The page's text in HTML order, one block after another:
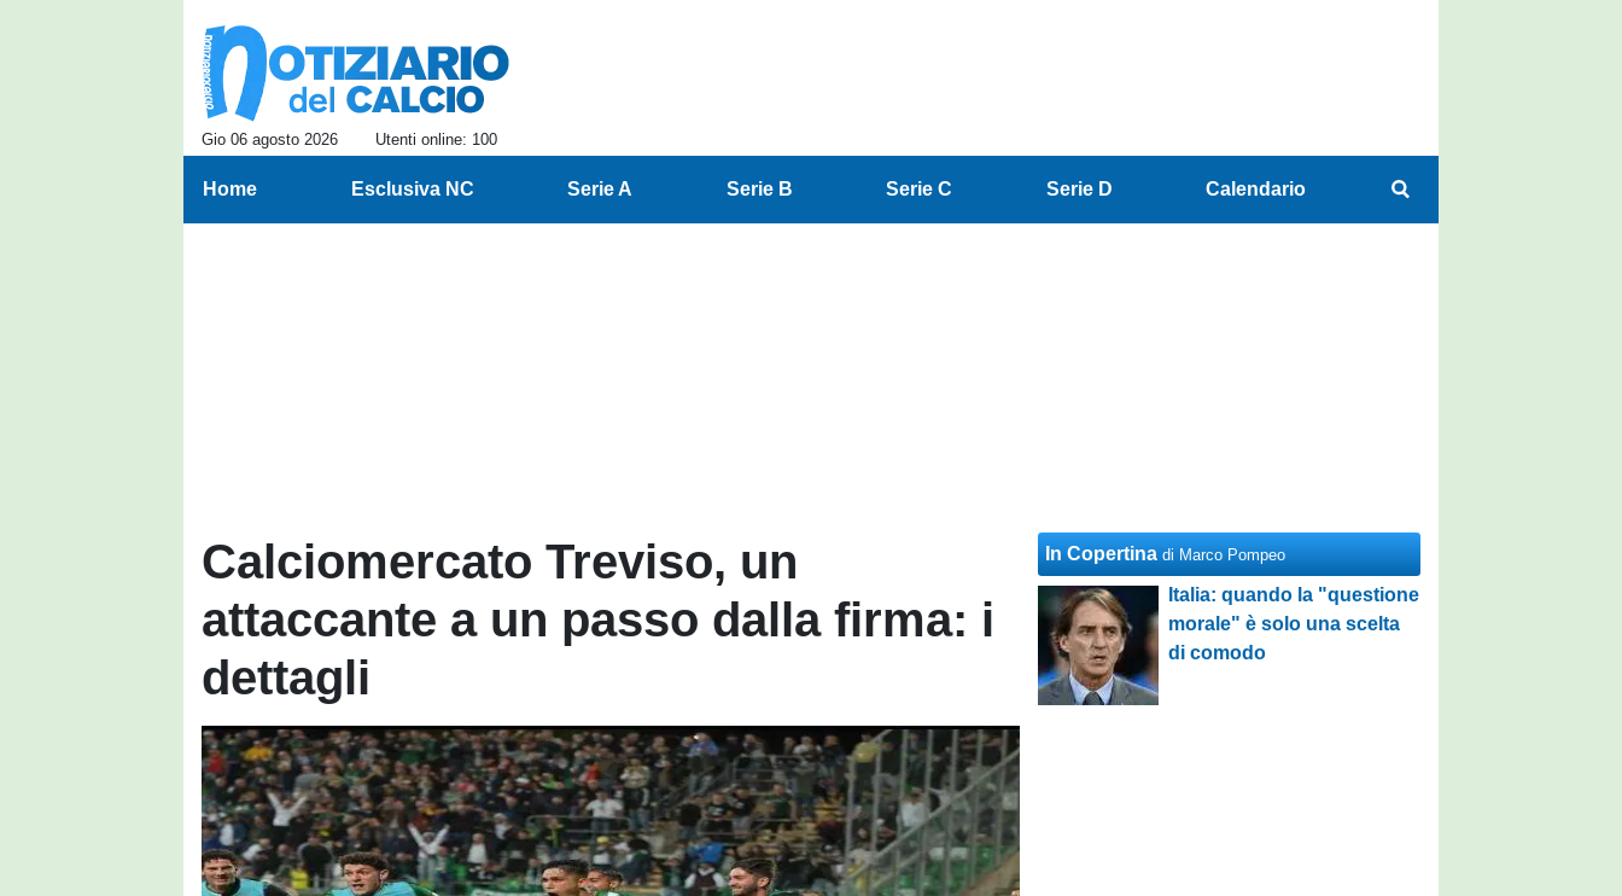
Gio 06 agosto 2026 Utenti online: 100
Home Esclusiva NC Serie A Serie B Serie C Serie D Calendario
Calciomercato Treviso, un
attaccante a un passo dalla firma: i
dettagli
In Copertina di Marco Pompeo
Italia: quando la "questione
morale" è solo una scelta
di comodo